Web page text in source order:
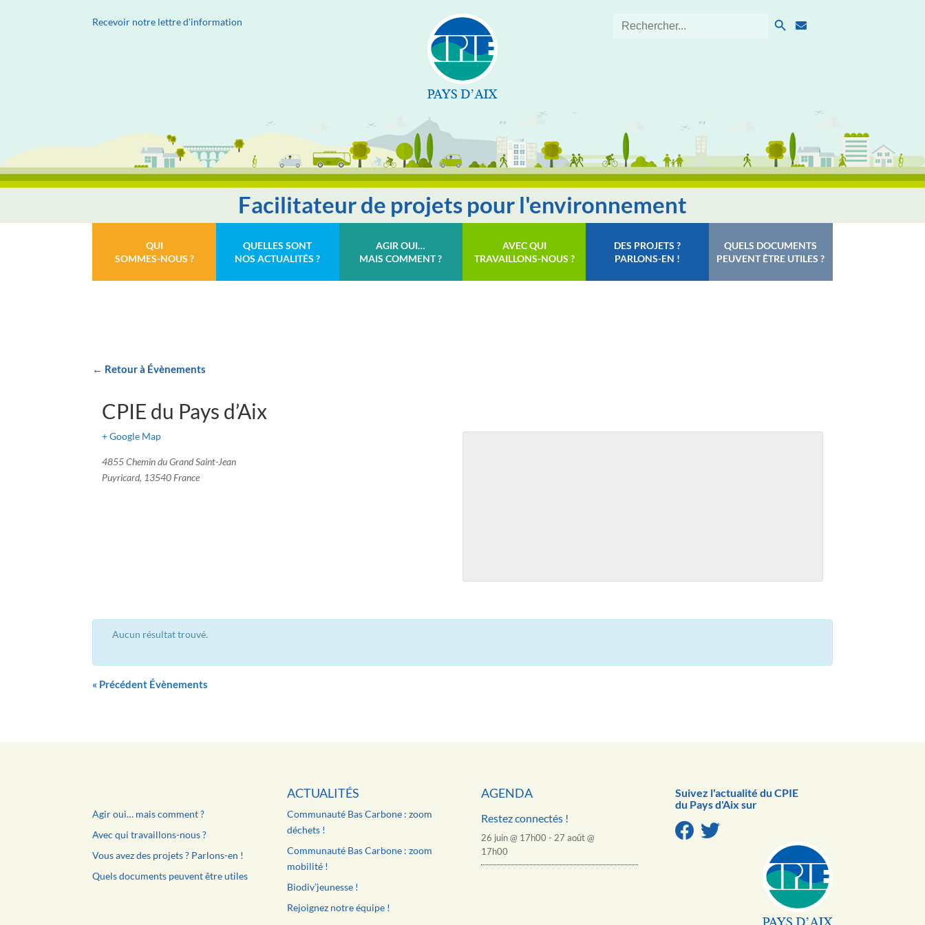
Recevoir notre lettre d'information
Search
for:
Facilitateur de projets pour l'environnement
QUI
SOMMES-NOUS ?
QUELLES SONT
NOS ACTUALITÉS ?
AGIR OUI…
MAIS COMMENT ?
AVEC QUI
TRAVAILLONS-NOUS ?
DES PROJETS ?
PARLONS-EN !
QUELS DOCUMENTS
PEUVENT ÊTRE UTILES ?
← Retour à Évènements
CPIE du Pays d’Aix
+ Google Map
4855 Chemin du Grand Saint-Jean
Puyricard, 13540 France
Aucun résultat trouvé.
« Précédent Évènements
Agir oui… mais comment ?
Avec qui travaillons-nous ?
Vous avez des projets ? Parlons-en !
Quels documents peuvent être utiles
ACTUALITÉS
Communauté Bas Carbone : zoom
déchets !
Communauté Bas Carbone : zoom
mobilité !
Biodiv’jeunesse !
Rejoignez notre équipe !
AGENDA
Restez connectés !
26 juin @ 17h00 - 27 août @
17h00
Suivez l'actualité du CPIE
du Pays d'Aix sur